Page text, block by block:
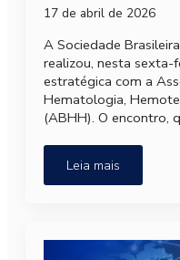
17 de abril de 2026
A Sociedade
realizou, nesta sexta-
estratégica com a
Hematologia,
(ABHH). O encontro,
Leia mais